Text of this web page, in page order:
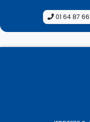
01 64 87 66